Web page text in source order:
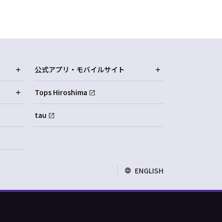
公式アプリ・モバイルサイト
Tops Hiroshima
tau
ENGLISH